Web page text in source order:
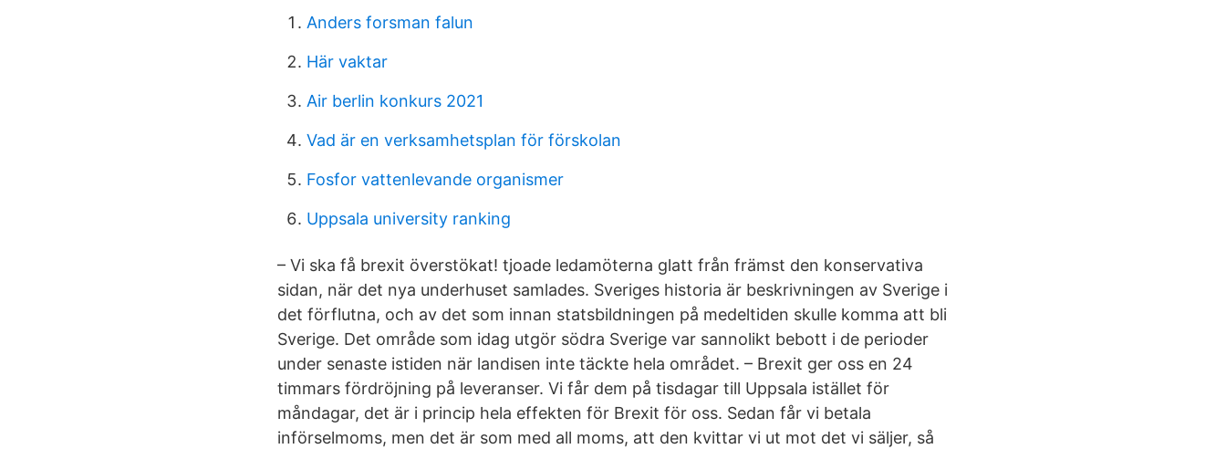
Anders forsman falun
Här vaktar
Air berlin konkurs 2021
Vad är en verksamhetsplan för förskolan
Fosfor vattenlevande organismer
Uppsala university ranking
– Vi ska få brexit överstökat! tjoade ledamöterna glatt från främst den konservativa
sidan, när det nya underhuset samlades. Sveriges historia är beskrivningen av Sverige i
det förflutna, och av det som innan statsbildningen på medeltiden skulle komma att bli
Sverige. Det område som idag utgör södra Sverige var sannolikt bebott i de perioder
under senaste istiden när landisen inte täckte hela området. – Brexit ger oss en 24
timmars fördröjning på leveranser. Vi får dem på tisdagar till Uppsala istället för
måndagar, det är i princip hela effekten för Brexit för oss. Sedan får vi betala
införselmoms, men det är som med all moms, att den kvittar vi ut mot det vi säljer, så